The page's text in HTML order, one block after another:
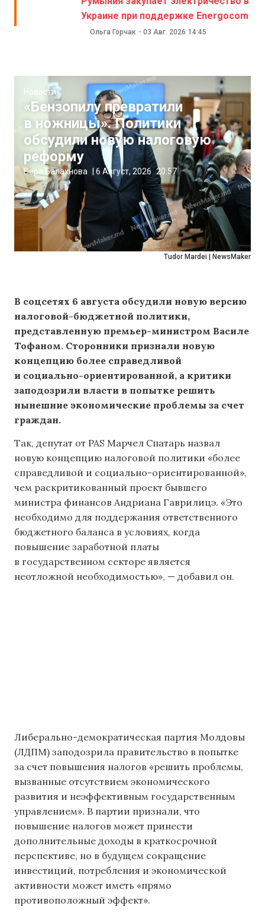
Украине при поддержке Energocom
Ольга Горчак - 03 Авг. 2026 14:45
Tudor Mardei | NewsMaker
Новости
«Бензопилу превратили
в ножницы». Политики
обсудили новую налоговую
реформу
Вера Балахнова 6 Август, 2026 20:57
В соцсетях 6 августа обсудили новую версию
налоговой-бюджетной политики,
представленную премьер-министром Василе
Тофаном. Сторонники признали новую
концепцию более справедливой
и социально-ориентированной, а критики
заподозрили власти в попытке решить
нынешние экономические проблемы за счет
граждан.
Так, депутат от PAS Марчел Спатарь назвал
новую концепцию налоговой политики «более
справедливой и социально-ориентированной»,
чем раскритикованный проект бывшего
министра финансов Андриана Гаврилицэ. «Это
необходимо для поддержания ответственного
бюджетного баланса в условиях, когда
повышение заработной платы
в государственном секторе является
неотложной необходимостью», — добавил он.
Либерально-демократическая партия Молдовы
(ЛДПМ) заподозрила правительство в попытке
за счет повышения налогов «решить проблемы,
вызванные отсутствием экономического
развития и неэффективным государственным
управлением». В партии признали, что
повышение налогов может принести
дополнительные доходы в краткосрочной
перспективе, но в будущем сокращение
инвестиций, потребления и экономической
активности может иметь «прямо
противоположный эффект».